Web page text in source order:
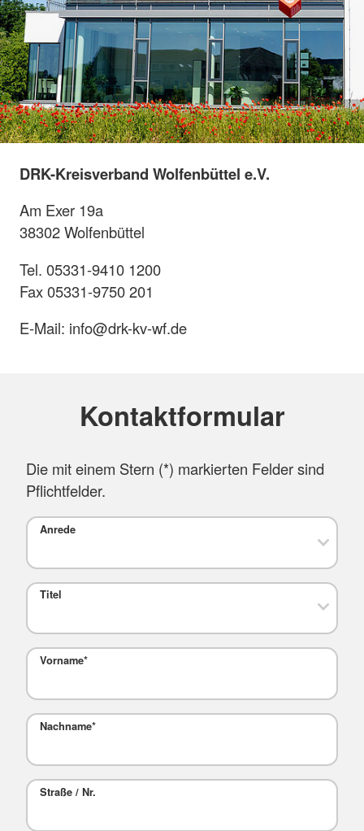
DRK-Kreisverband Wolfenbüttel e.V.
Am Exer 19a
38302 Wolfenbüttel
Tel. 05331-9410 1200
Fax 05331-9750 201
E-Mail: info@drk-kv-wf.de
Kontaktformular
Die mit einem Stern (*) markierten Felder sind
Pflichtfelder.
Anrede
Titel
Vorname*
Nachname*
Straße / Nr.